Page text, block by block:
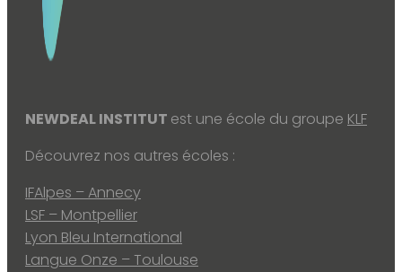
NEWDEAL INSTITUT est une école du groupe KLF
Découvrez nos autres écoles :
IFAlpes – Annecy
LSF – Montpellier
Lyon Bleu International
Langue Onze – Toulouse